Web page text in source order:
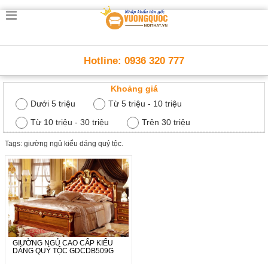
Trang
Thông
thông
Nội
Thất
Trẻ
Em
Giường
tầng,
bàn
học, tủ
sách
Hotline: 0936 320 777
Khoảng giá
Dưới 5 triệu
Từ 5 triệu - 10 triệu
Từ 10 triệu - 30 triệu
Trên 30 triệu
Tags: giường ngủ kiểu dáng quý tộc.
GIƯỜNG NGỦ CAO CẤP KIỂU
DÁNG QUÝ TỘC GDCDB509G